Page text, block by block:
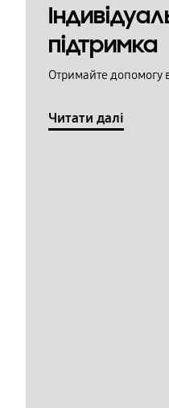
підтримка
Отримайте допомогу
Читати далі